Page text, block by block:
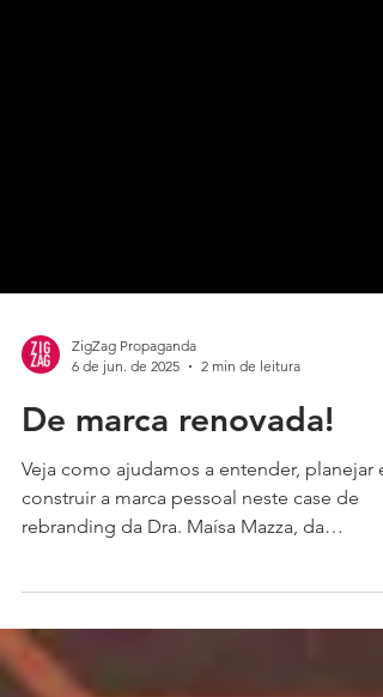
2 min de leitura
De marca renovada!
Veja como ajudamos a entender, planejar e
construir a marca pessoal neste case de
estratégia, posicionamento e conceito ao
design do logotipo e identidade visual.